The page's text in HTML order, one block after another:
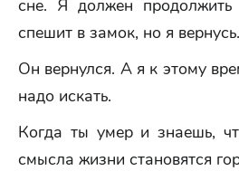
сне. Я должен продолжить
спешит в замок, но я
Он вернулся. А я к этому
надо искать.
Когда ты умер и знаешь,
смысла жизни становятся